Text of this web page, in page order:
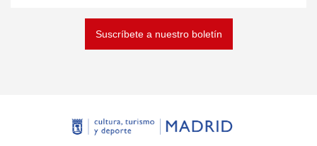
Suscríbete a nuestro boletín